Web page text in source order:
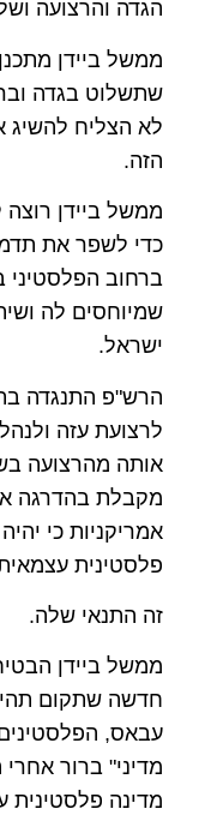
הגדה והרצועה
ממשל ביידן
שתשלוט בגדה
לא הצליח להשיג
הזה.
ממשל ביידן
כדי לשפר את
ברחוב
שמיוחסים לה
ישראל.
הרש"פ התנגדה
לרצועת עזה
מקבלת בהדרגה
אמריקניות כי
פלסטינית
זה התנאי שלה.
ממשל ביידן
חדשה שתקום
עבאס,
מדיני" ברור
מדינה פלסטינית